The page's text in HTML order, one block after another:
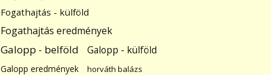
Fogathajtás - külföld
Fogathajtás eredmények
Galopp - belföld Galopp - külföld
Galopp eredmények horváth balázs